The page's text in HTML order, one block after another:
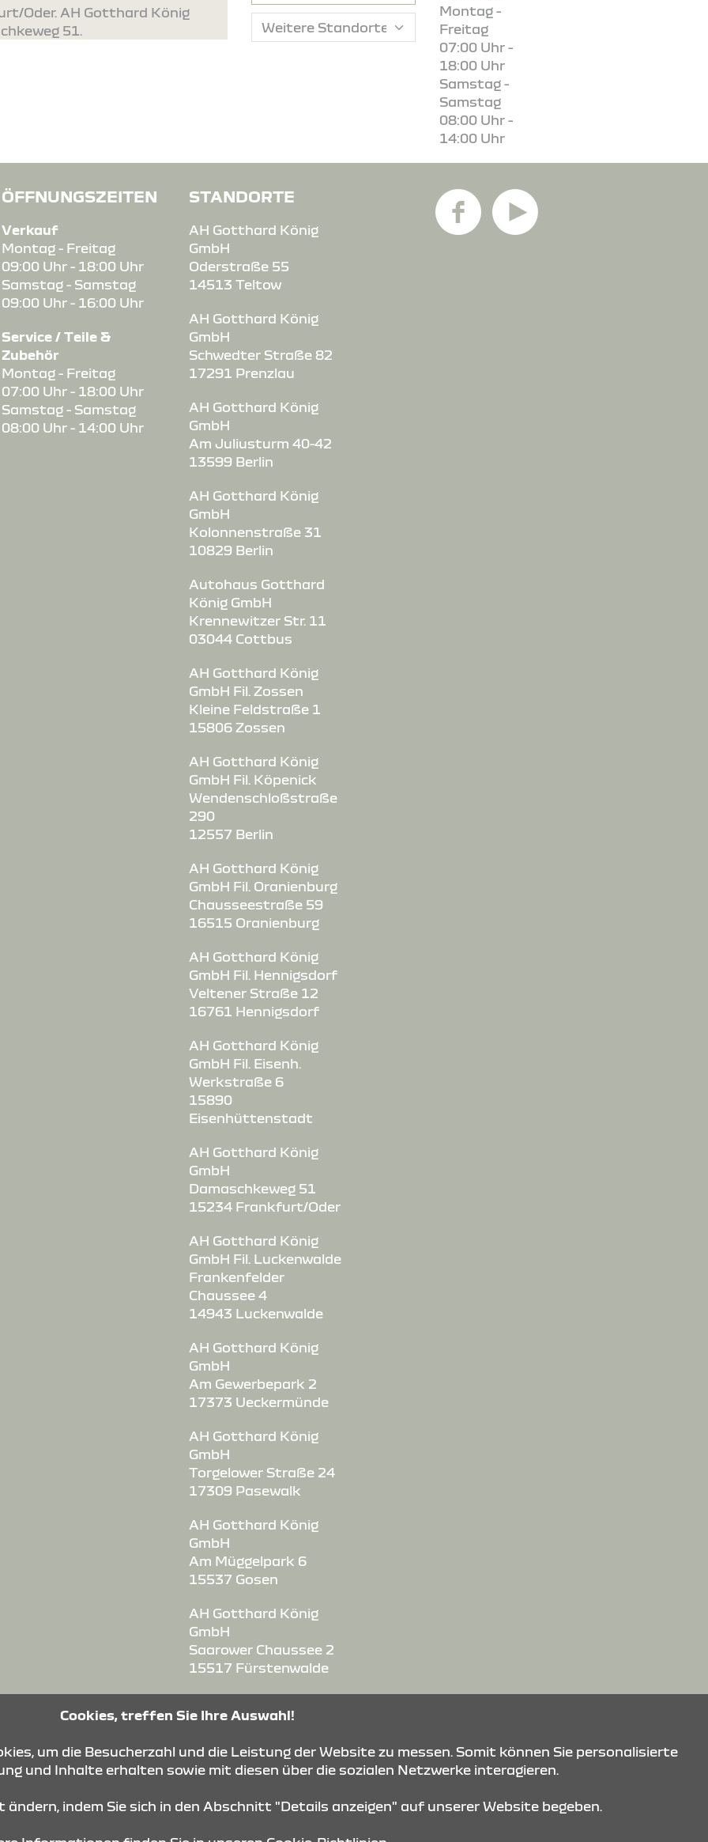
Oder. AH Gotthard König
51.
Montag -
Freitag
07:00 Uhr -
18:00 Uhr
Samstag -
Samstag
08:00 Uhr -
14:00 Uhr
ÖFFNUNGSZEITEN
Verkauf
Montag - Freitag
09:00 Uhr - 18:00 Uhr
Samstag - Samstag
09:00 Uhr - 16:00 Uhr
Service / Teile &
Zubehör
Montag - Freitag
07:00 Uhr - 18:00 Uhr
Samstag - Samstag
08:00 Uhr - 14:00 Uhr
STANDORTE
AH Gotthard König
GmbH
Oderstraße 55
14513 Teltow
AH Gotthard König
GmbH
Schwedter Straße 82
17291 Prenzlau
AH Gotthard König
GmbH
Am Juliusturm 40-42
13599 Berlin
AH Gotthard König
GmbH
Kolonnenstraße 31
10829 Berlin
Autohaus Gotthard
König GmbH
Krennewitzer Str. 11
03044 Cottbus
AH Gotthard König
GmbH Fil. Zossen
Kleine Feldstraße 1
15806 Zossen
AH Gotthard König
GmbH Fil. Köpenick
Wendenschloßstraße
290
12557 Berlin
AH Gotthard König
GmbH Fil. Oranienburg
Chausseestraße 59
16515 Oranienburg
AH Gotthard König
GmbH Fil. Hennigsdorf
Veltener Straße 12
16761 Hennigsdorf
AH Gotthard König
GmbH Fil. Eisenh.
Werkstraße 6
15890
Eisenhüttenstadt
AH Gotthard König
GmbH
Damaschkeweg 51
15234 Frankfurt/Oder
AH Gotthard König
GmbH Fil. Luckenwalde
Frankenfelder
Chaussee 4
14943 Luckenwalde
AH Gotthard König
GmbH
Am Gewerbepark 2
17373 Ueckermünde
AH Gotthard König
GmbH
Torgelower Straße 24
17309 Pasewalk
AH Gotthard König
GmbH
Am Müggelpark 6
15537 Gosen
AH Gotthard König
GmbH
Saarower Chaussee 2
15517 Fürstenwalde
GmbH
1-3
03238 Finsterwalde-
Cookies, treffen Sie Ihre Auswahl!
um die Besucherzahl und die Leistung der Website zu messen. Somit können Sie personalisierte
und Inhalte erhalten sowie mit diesen über die sozialen Netzwerke interagieren.
ändern, indem Sie sich in den Abschnitt "Details anzeigen" auf unserer Website begeben.